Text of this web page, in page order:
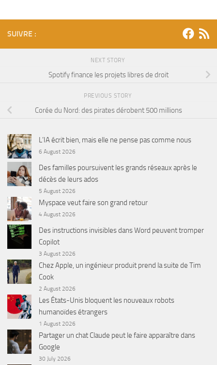
SUIVRE :
NEXT STORY
Spotify finance les projets libres de droit
PREVIOUS STORY
Corée du Nord: des pirates dérobent 500 millions
L’IA écrit bien, mais elle ne pense pas comme nous
6 August 2026
Des familles poursuivent les grands réseaux après le
décès de leurs ados
5 August 2026
Myspace veut faire son grand retour
4 August 2026
Des instructions invisibles dans Word peuvent tromper
Copilot
3 August 2026
Chez Apple, un ingénieur produit prend la suite de Tim
Cook
2 August 2026
Les États-Unis bloquent les nouveaux robots
humanoïdes étrangers
1 August 2026
Partager un chat Claude peut le faire apparaître dans
Google
30 July 2026